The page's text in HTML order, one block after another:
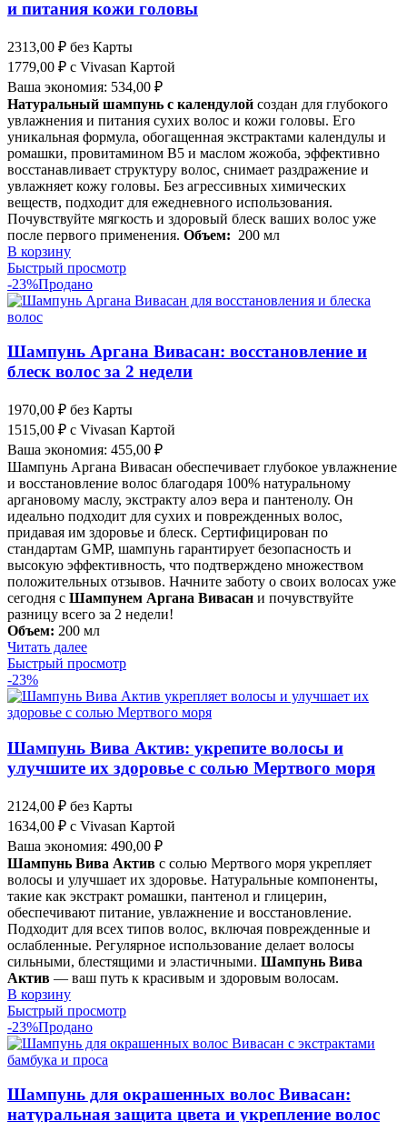
и питания кожи головы
2313,00 ₽ без Карты
1779,00 ₽ с Vivasan Картой
Ваша экономия: 534,00 ₽
Натуральный шампунь с календулой создан для глубокого
увлажнения и питания сухих волос и кожи головы. Его
уникальная формула, обогащенная экстрактами календулы и
ромашки, провитамином B5 и маслом жожоба, эффективно
восстанавливает структуру волос, снимает раздражение и
увлажняет кожу головы. Без агрессивных химических
веществ, подходит для ежедневного использования.
Почувствуйте мягкость и здоровый блеск ваших волос уже
после первого применения. Объем: 200 мл
В корзину
Быстрый просмотр
-23%Продано
Шампунь Аргана Вивасан: восстановление и
блеск волос за 2 недели
1970,00 ₽ без Карты
1515,00 ₽ с Vivasan Картой
Ваша экономия: 455,00 ₽
Шампунь Аргана Вивасан обеспечивает глубокое увлажнение
и восстановление волос благодаря 100% натуральному
аргановому маслу, экстракту алоэ вера и пантенолу. Он
идеально подходит для сухих и поврежденных волос,
придавая им здоровье и блеск. Сертифицирован по
стандартам GMP, шампунь гарантирует безопасность и
высокую эффективность, что подтверждено множеством
положительных отзывов. Начните заботу о своих волосах уже
сегодня с Шампунем Аргана Вивасан и почувствуйте
разницу всего за 2 недели!
Объем: 200 мл
Читать далее
Быстрый просмотр
-23%
Шампунь Вива Актив: укрепите волосы и
улучшите их здоровье с солью Мертвого моря
2124,00 ₽ без Карты
1634,00 ₽ с Vivasan Картой
Ваша экономия: 490,00 ₽
Шампунь Вива Актив с солью Мертвого моря укрепляет
волосы и улучшает их здоровье. Натуральные компоненты,
такие как экстракт ромашки, пантенол и глицерин,
обеспечивают питание, увлажнение и восстановление.
Подходит для всех типов волос, включая поврежденные и
ослабленные. Регулярное использование делает волосы
сильными, блестящими и эластичными. Шампунь Вива
Актив — ваш путь к красивым и здоровым волосам.
В корзину
Быстрый просмотр
-23%Продано
Шампунь для окрашенных волос Вивасан:
натуральная защита цвета и укрепление волос